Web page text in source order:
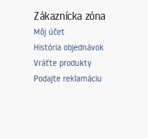
Zákaznícka zóna
Môj účet
História objednávok
Vráťte produkty
Podajte reklamáciu